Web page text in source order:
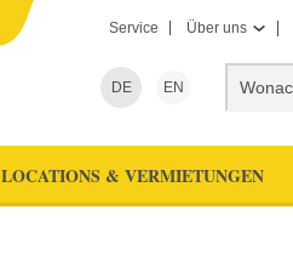
Service Über uns
DE EN
LOCATIONS & VERMIETUNGEN